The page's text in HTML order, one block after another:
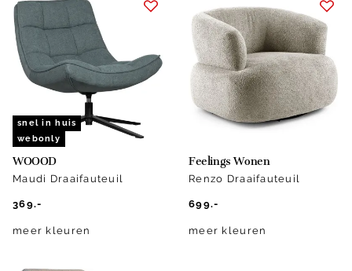
snel in huis
webonly
WOOOD
Maudi Draaifauteuil
369.-
meer kleuren
Feelings Wonen
Renzo Draaifauteuil
699.-
meer kleuren